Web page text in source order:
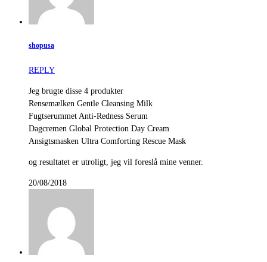
shopusa
REPLY
Jeg brugte disse 4 produkter
Rensemælken Gentle Cleansing Milk
Fugtserummet Anti-Redness Serum
Dagcremen Global Protection Day Cream
Ansigtsmasken Ultra Comforting Rescue Mask
og resultatet er utroligt, jeg vil foreslå mine venner.
20/08/2018